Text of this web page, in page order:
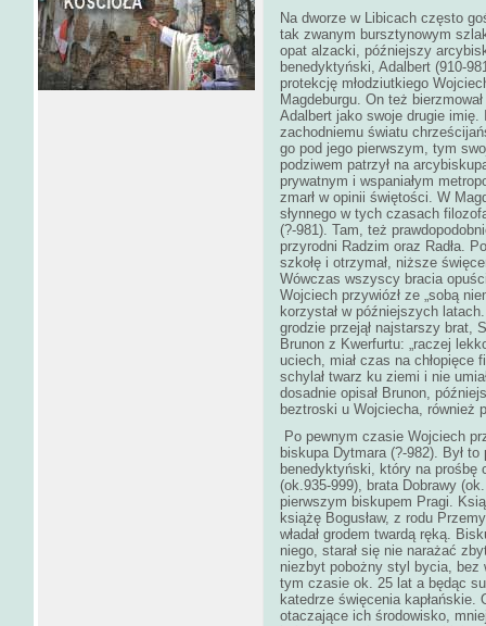
Na dworze w Libicach często
tak zwanym bursztynowym
opat alzacki, późniejszy
benedyktyński, Adalbert (910-
protekcję młodziutkiego
Magdeburgu. On też
Adalbert jako swoje drugie
zachodniemu światu
go pod jego pierwszym, tym
podziwem patrzył na
prywatnym i wspaniałym
zmarł w opinii świętości. W
słynnego w tych czasach
(?-981). Tam, też
przyrodni Radzim oraz Radła.
szkołę i otrzymał, niższe
Wówczas wszyscy bracia
Wojciech przywiózł ze „sobą
korzystał w późniejszych
grodzie przejął najstarszy brat,
Brunon z Kwerfurtu: „raczej
uciech, miał czas na chłopięce
schylał twarz ku ziemi i nie
dosadnie opisał Brunon,
beztroski u Wojciecha, również
Po pewnym czasie Wojciech
biskupa Dytmara (?-982). Był
benedyktyński, który na prośbę
(ok.935-999), brata Dobrawy
pierwszym biskupem Pragi.
książę Bogusław, z rodu
władał grodem twardą ręką.
niego, starał się nie narażać
niezbyt pobożny styl bycia, bez
tym czasie ok. 25 lat a będąc
katedrze święcenia kapłańskie.
otaczające ich środowisko,